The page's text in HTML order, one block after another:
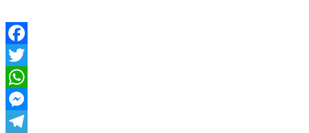
Facebook
Twitter
WhatsApp
Messenger